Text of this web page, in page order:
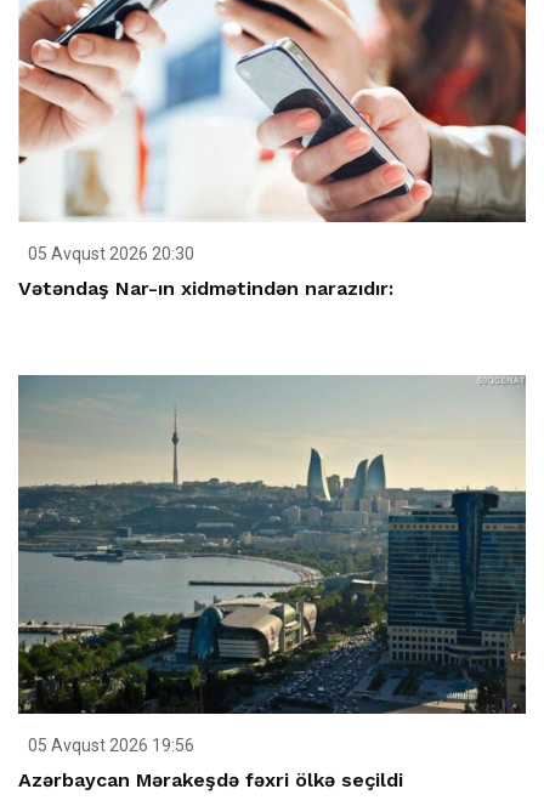
05 Avqust 2026 20:30
Vətəndaş Nar-ın xidmətindən narazıdır:
05 Avqust 2026 19:56
Azərbaycan Mərakeşdə fəxri ölkə seçildi